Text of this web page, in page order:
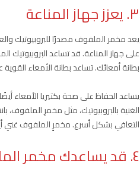
٣. يعزز جهاز المناعة
يعد مخمر الملفوف مصدرًا للبروبيوتيك
على جهاز المناعة. قد تساعد
بطانة أمعائك. تساعد بطانة الأمعاء
يساعد الحفاظ على صحة بكتيريا الأمعاء
الغنية بالبروبيوتيك، مثل مخمرِ الملفوف،
التعافي بشكل أسرع. مخمرٍ الملفوف غني
٤. قد يساعدك مخمر الملفوف على إنقاص الوزن